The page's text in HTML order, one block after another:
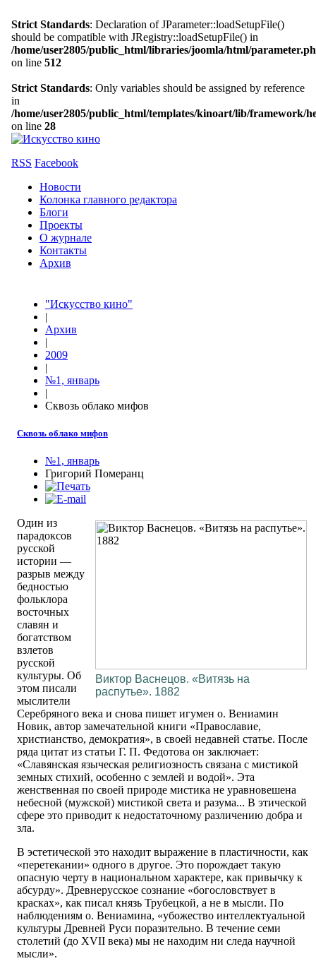
Strict Standards: Declaration of JParameter::loadSetupFile()
should be compatible with JRegistry::loadSetupFile() in
/home/user2805/public_html/libraries/joomla/html/
on line 512
Strict Standards: Only variables should be assigned by reference
in
/home/user2805/public_html/templates/kinoart/lib/framework/
on line 28
RSS Facebook
Новости
Колонка главного редактора
Блоги
Проекты
О журнале
Контакты
Архив
"Искусство кино"
|
Архив
|
2009
|
№1, январь
|
Сквозь облако мифов
Сквозь облако мифов
№1, январь
Григорий Померанц
Виктор Васнецов. «Витязь на
распутье». 1882
Один из
парадоксов
русской
истории —
разрыв между
бедностью
фольклора
восточных
славян и
богатством
взлетов
русской
культуры. Об
этом писали
мыслители
Серебряного века и снова пишет игумен о. Вениамин
Новик, автор замечательной книги «Православие,
христианство, демократия», в своей недавней статье. После
ряда цитат из статьи Г. П. Федотова он заключает:
«Славянская языческая религиозность связана с мистикой
земных стихий, особенно с землей и водой». Эта
женственная по своей природе мистика не уравновешена
небесной (мужской) мистикой света и разума... В этической
сфере это приводит к недостаточному различению добра и
зла.
В эстетической это находит выражение в пластичности, как
«перетекании» одного в другое. Это порождает такую
опасную черту в национальном характере, как привычку к
абсурду». Древнерусское сознание «богословствует в
красках», как писал князь Трубецкой, а не в мысли. По
наблюдениям о. Вениамина, «убожество интеллектуальной
культуры Древней Руси поразительно. В течение семи
столетий (до XVII века) мы не находим ни следа научной
мысли».